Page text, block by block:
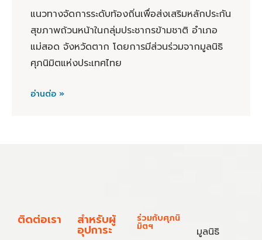
แนวทางจัดการระดับท้องถิ่นเพื่อส่งเสริมหลักประกัน
สุขภาพถ้วนหน้าในกลุ่มประชากรข้ามชาติ อำเภอ
แม่สอด จังหวัดตาก โดยการมีส่วนร่วมจากมูลนิธิ
ศุภนิมิตแห่งประเทศไทย
อ่านต่อ »
ติดต่อเรา สำหรับผู้
อุปการะ
ร่วมกับศุภนิ
มิตฯ
มูลนิธิ